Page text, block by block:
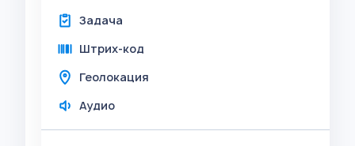
Задача
Штрих-код
Геолокация
Аудио